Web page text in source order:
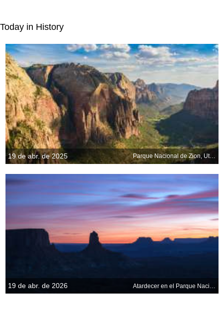
Today in History
19 de abr. de 2025 Parque Nacional de Zion, Utah, EE.UU.
19 de abr. de 2026 Atardecer en el Parque Nacional de Canyonlands, Utah, EE. UU.